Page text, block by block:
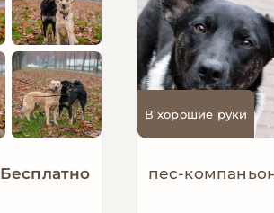
Бесплатно
В хорошие руки
пес-